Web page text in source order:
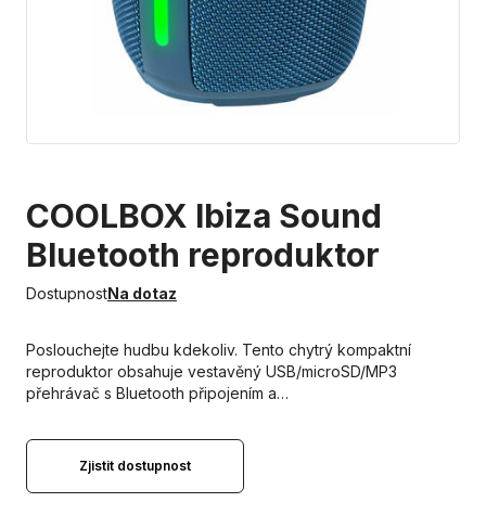
COOLBOX Ibiza Sound
Bluetooth reproduktor
DostupnostNa dotaz
Poslouchejte hudbu kdekoliv. Tento chytrý kompaktní
reproduktor obsahuje vestavěný USB/microSD/MP3
přehrávač s Bluetooth připojením a…
Zjistit dostupnost